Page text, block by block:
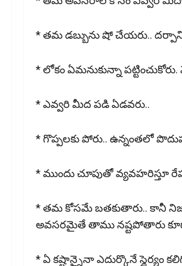
* తమ డబ్బును షో చేయరు.. దర్పాన్ని
* లోకం ఏమనుకున్నా
* ఎవ్వరి మీద పడి ఏడవరు..
* గొప్పలకు పోరు.. ఉన్నంతలో
* ముందు చూపుతో వ్యవహరిస్తూ
* తమ కోసమే బతకుతారు.. కానీ
అవసరమైతే తాము నష్టపోతారు
* ఏ కష్టాన్నైనా ఎదుర్కొనే స్థైర్యం